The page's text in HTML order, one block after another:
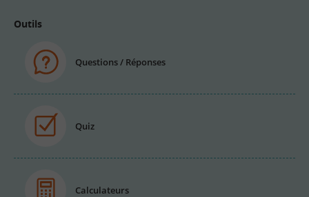
Outils
Questions / Réponses
Quiz
Calculateurs